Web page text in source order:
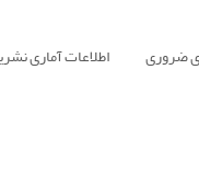
ضروری اطلاعات آماری